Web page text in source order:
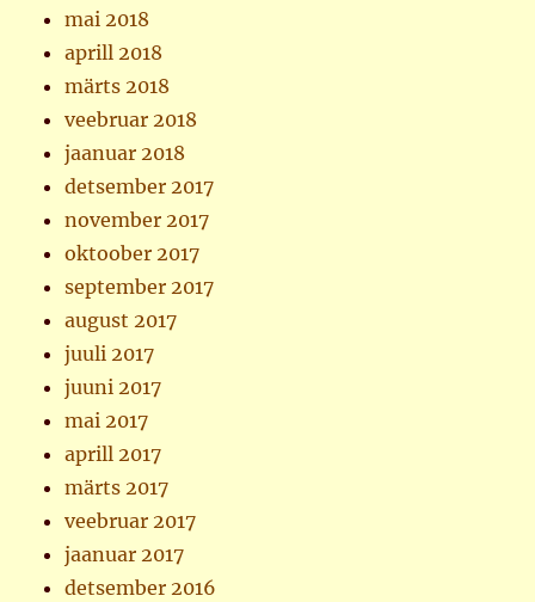
mai 2018
aprill 2018
märts 2018
veebruar 2018
jaanuar 2018
detsember 2017
november 2017
oktoober 2017
september 2017
august 2017
juuli 2017
juuni 2017
mai 2017
aprill 2017
märts 2017
veebruar 2017
jaanuar 2017
detsember 2016